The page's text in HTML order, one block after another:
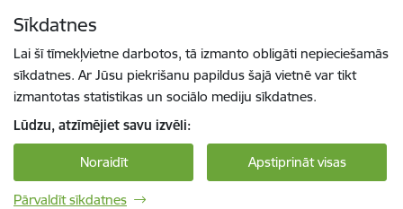
Sīkdatnes
Lai šī tīmekļvietne darbotos, tā izmanto obligāti nepieciešamās
sīkdatnes. Ar Jūsu piekrišanu papildus šajā vietnē var tikt
izmantotas statistikas un sociālo mediju sīkdatnes.
Lūdzu, atzīmējiet savu izvēli:
Noraidīt Apstiprināt visas
Pārvaldīt sīkdatnes